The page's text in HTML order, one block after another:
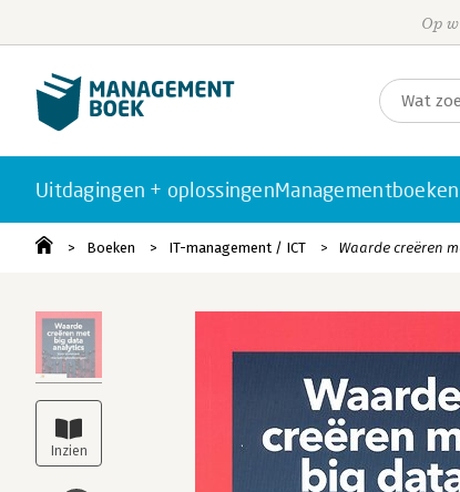
Op
Uitdagingen + oplossingenManagementboeken
Boeken IT-management / ICT Waarde creëren